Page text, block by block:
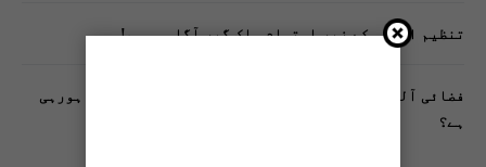
تنظیم اسلامی کے زیرِ اہتمام ملک گیر آگاہی مہم!
فضائی آلودگی انسانی دماغ کیلیے کیسے خطرناک ثابت ہورہی
ہے؟